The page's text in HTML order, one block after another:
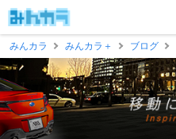
みんカラ
みんカラ＋ ブログ